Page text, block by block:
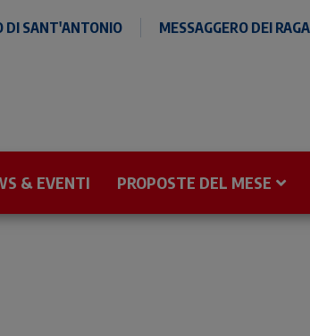
DI SANT'ANTONIO MESSAGGERO DEI
& EVENTI PROPOSTE DEL MESE